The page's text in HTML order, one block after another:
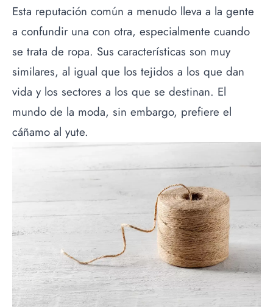
Esta reputación común a menudo lleva a la gente
a confundir una con otra, especialmente cuando
se trata de ropa. Sus características son muy
similares, al igual que los tejidos a los que dan
vida y los sectores a los que se destinan. El
mundo de la moda, sin embargo, prefiere el
cáñamo al yute.